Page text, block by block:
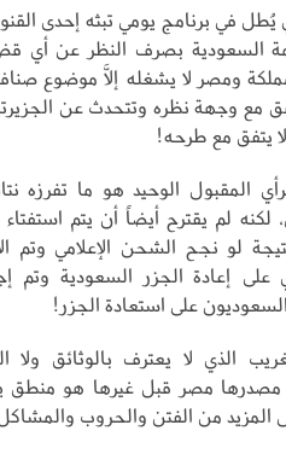
يُطل في برنامج يومي تبثه إحدى
السعودية بصرف النظر عن أي
ومصر لا يشغله إلاَّ موضوع
مع وجهة نظره وتتحدث عن
لا يتفق مع طرحه!
المقبول الوحيد هو ما تفرزه
لم يقترح أيضاً أن يتم
لو نجح الشحن الإعلامي وتم
إعادة الجزر السعودية وتم
على استعادة الجزر!
الذي لا يعترف بالوثائق ولا
مصدرها مصر قبل غيرها هو منطق
المزيد من الفتن والحروب